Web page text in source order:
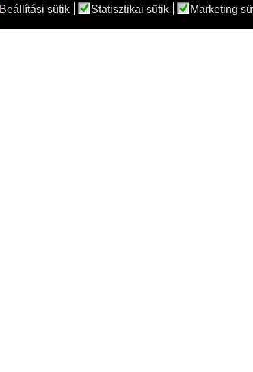
Beállítási sütik Statisztikai sütik Marketing